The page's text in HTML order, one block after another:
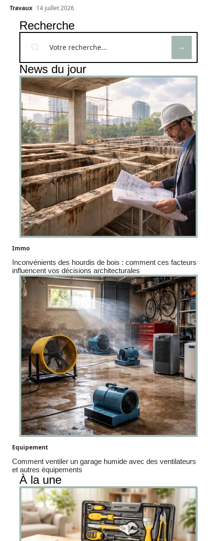
Travaux 14 juillet 2026
Recherche
News du jour
Immo
Inconvénients des hourdis de bois : comment ces facteurs
influencent vos décisions architecturales
Equipement
Comment ventiler un garage humide avec des ventilateurs
et autres équipements
À la une